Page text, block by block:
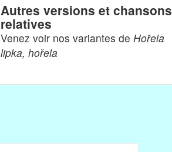
Autres versions et chansons
relatives
Venez voir nos variantes de Hořela
lipka, hořela